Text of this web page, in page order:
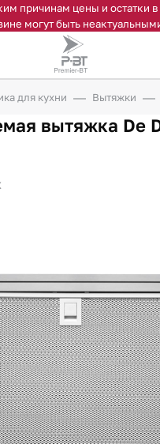
причинам цены и остатки в
могут быть
для кухни Вытяжки
вытяжка De